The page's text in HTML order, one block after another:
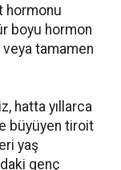
hormonu
boyu hormon
veya tamamen
hatta yıllarca
büyüyen tiroit
yaş
genç